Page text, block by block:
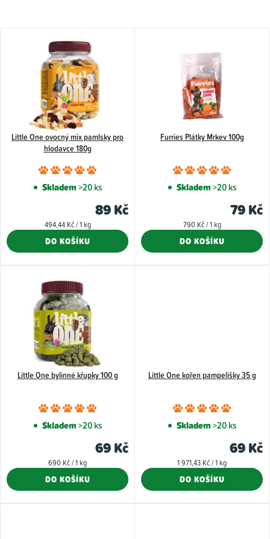
t
ů
Little One ovocný mix pamlsky pro
hlodavce 180g
Průměrné
hodnocení
je
5,0
Skladem>20 ks
89 Kč
Měrná
494,44 Kč / 1 kg
DO KOŠÍKU
Furries Plátky Mrkev 100g
je
5,0
Skladem>20 ks
79 Kč
Měrná
790 Kč / 1 kg
DO KOŠÍKU
Little One bylinné křupky 100 g
Průměrné
hodnocení
je
5,0
5
Skladem>20 ks
69 Kč
Měrná
690 Kč / 1 kg
DO KOŠÍKU
Little One kořen pampelišky 35 g
je
5,0
5
Skladem>20 ks
69 Kč
Měrná
1 971,43 Kč / 1 kg
DO KOŠÍKU